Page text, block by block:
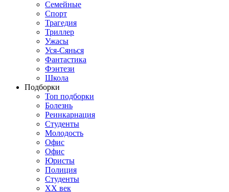
Семейные
Спорт
Трагедия
Триллер
Ужасы
Уся-Сянься
Фантастика
Фэнтези
Школа
Подборки
Топ подборки
Болезнь
Реинкарнация
Студенты
Молодость
Офис
Офис
Юристы
Полиция
Студенты
ХХ век